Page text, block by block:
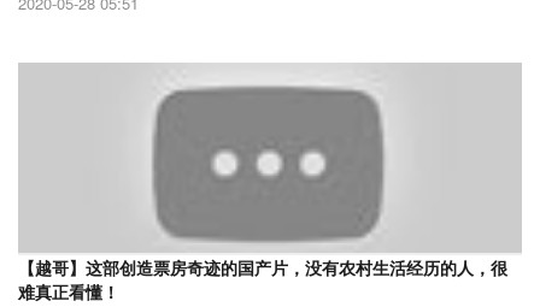
【越哥】这部创造票房奇迹的国产片，没有农村生活经历的人，很
难真正看懂！